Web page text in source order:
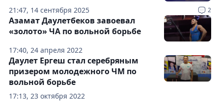
21:47, 14 сентября 2025 2
17:40, 24 апреля 2022
Азамат Даулетбеков завоевал
«золото» ЧА по вольной борьбе
17:13, 23 октября 2022
Даулет Ергеш стал серебряным
призером молодежного ЧМ по
вольной борьбе